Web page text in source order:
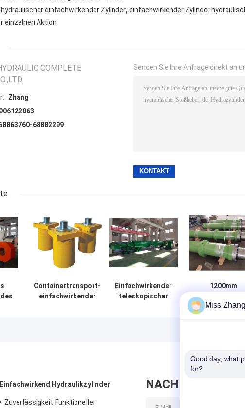
hydraulischer einfachwirkender Zylinder, einfachwirkender Zylinder
einzelnen Aktion
COMPLETE
Zhang
68882299
Senden Sie Ihre Anfrage direkt an
Containertransport-
einfachwirkender
Einfachwirkender
teleskopischer
1200mm
für
Einfachwirkend Hydraulikzylinder
Zuverlässigkeit Funktioneller
NACHRICHT
Miss Zhang
Good day, what
for?